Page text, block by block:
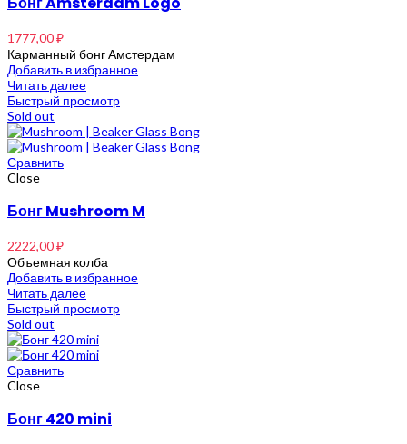
1777,00₽
Карманный бонг Амстердам
Добавить в избранное
Читать далее
Быстрый просмотр
Sold out
Сравнить
Close
Бонг Mushroom M
2222,00₽
Объемная колба
Добавить в избранное
Читать далее
Быстрый просмотр
Sold out
Сравнить
Close
Бонг 420 mini